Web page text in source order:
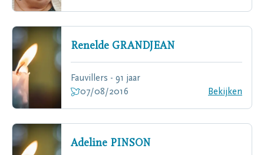
Renelde GRANDJEAN
Fauvillers - 91 jaar
07/08/2016
Bekijken
Adeline PINSON